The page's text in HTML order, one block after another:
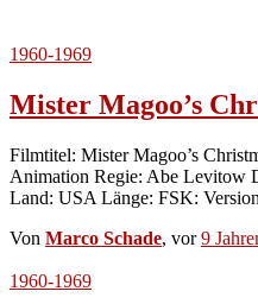
1960-1969
Mister Magoo’s
Filmtitel: Mister Magoo’s
Animation Regie: Abe Levitow
Land: USA Länge: FSK:
Von Marco Schade, vor9
1960-1969